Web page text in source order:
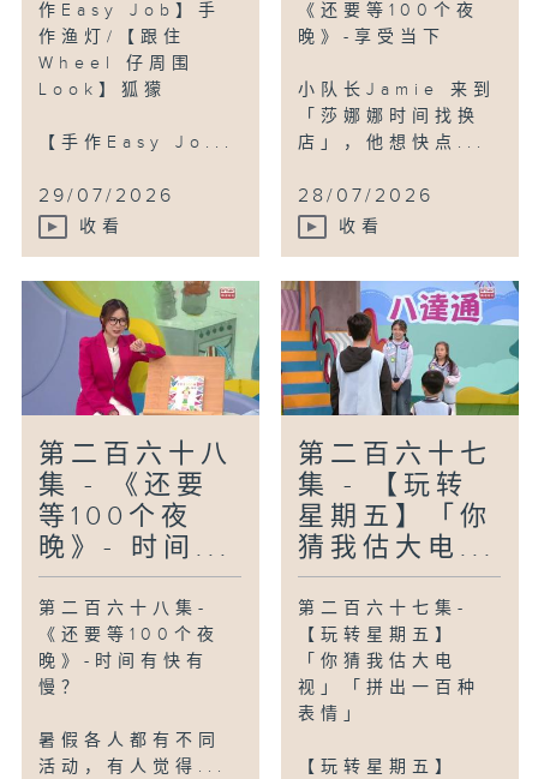
作Easy Job】手
作渔灯/【跟住
Wheel 仔周围
Look】狐獴
【手作Easy Jo...
29/07/2026
收看
《还要等100个夜
晚》-享受当下
小队长Jamie 来到
「莎娜娜时间找换
店」，他想快点...
28/07/2026
收看
第二百六十八
集 - 《还要
等100个夜
晚》- 时间...
第二百六十八集-
《还要等100个夜
晚》-时间有快有
慢？
暑假各人都有不同
活动，有人觉得...
第二百六十七
集 - 【玩转
星期五】「你
猜我估大电...
第二百六十七集-
【玩转星期五】
「你猜我估大电
视」「拼出一百种
表情」
【玩转星期五】